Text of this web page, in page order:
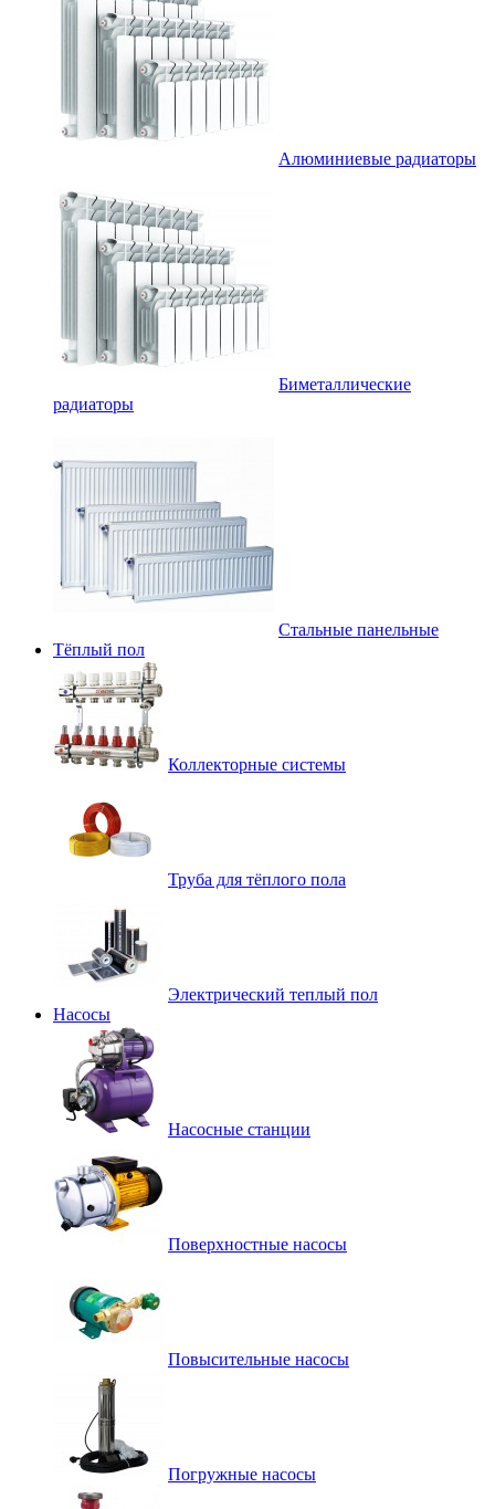
Алюминиевые радиаторы
Биметаллические
радиаторы
Стальные панельные
Тёплый пол
Коллекторные системы
Труба для тёплого пола
Электрический теплый пол
Насосы
Насосные станции
Поверхностные насосы
Повысительные насосы
Погружные насосы